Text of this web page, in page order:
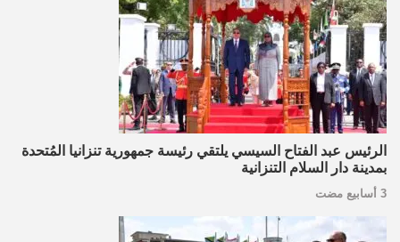
الرئيس عبد الفتاح السيسي يلتقي رئيسة جمهورية تنزانيا المُتحدة
بمدينة دار السلام التنزانية
3 أسابيع مضت